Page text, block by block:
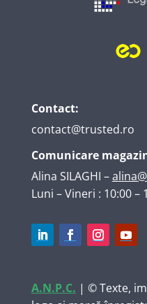
Contact:
contact@trusted.ro
Comunicare
Alina SILAGHI –
Luni – Vineri : 10:00 –
A.N.P.C. | © Texte,